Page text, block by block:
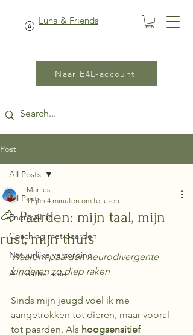
Luna & Friends
Naar E4L-account
Post
All Posts
Energy4Life
Coaching met paarden
Natuurlijke verzorging
Aromatherapie
All Posts
🐴 Paarden: mijn taal, mijn
rust, mijn thuis
Marlies
17 jan 4 minuten om te lezen
Waarom paarden neurodivergente
kinderen zo diep raken
Sinds mijn jeugd voel ik me
aangetrokken tot dieren, maar vooral
tot paarden. Als hoogsensitief